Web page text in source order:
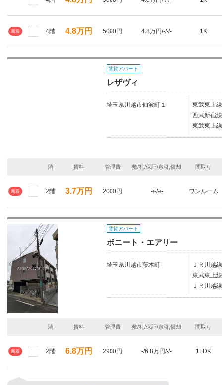
新着 4階 4.8万円 5000円 4.8万円/-/-/- 1K
賃貸アパート
レザヴィ
埼玉県川越市仙波町１
東武東上
西武新宿
東武東上
階 賃料 管理費 敷/礼/保証/敷引,償却 間取り
新着 2階 3.7万円 2000円 -/-/-/- ワンルーム
賃貸アパート
ボニート・エアリー
埼玉県川越市藤木町
ＪＲ川越
東武東上
ＪＲ川越
階 賃料 管理費 敷/礼/保証/敷引,償却 間取り
新着 2階 6.8万円 2900円 -/6.8万円/-/- 1LDK